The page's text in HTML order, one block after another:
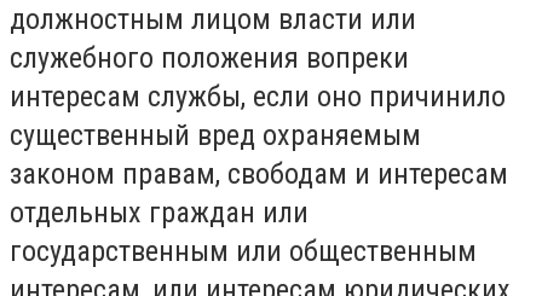
должностным лицом власти или
служебного положения вопреки
интересам службы, если оно причинило
существенный вред охраняемым
законом правам, свободам и интересам
отдельных граждан или
государственным или общественным